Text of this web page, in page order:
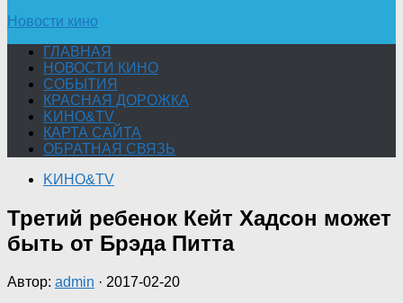
Новости кино
ГЛАВНАЯ
НОВОСТИ КИНО
СОБЫТИЯ
КРАСНАЯ ДОРОЖКА
KИНО&TV
КАРТА САЙТА
ОБРАТНАЯ СВЯЗЬ
KИНО&TV
Третий ребенок Кейт Хадсон может
быть от Брэда Питта
Автор: admin · 2017-02-20